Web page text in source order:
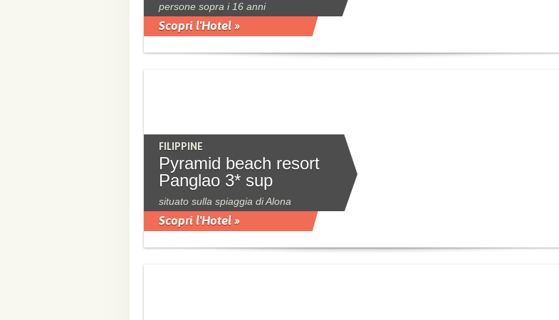
persone sopra i 16 anni
Scopri l'Hotel »
FILIPPINE
Pyramid beach resort
Panglao 3* sup
situato sulla spiaggia di Alona
Scopri l'Hotel »